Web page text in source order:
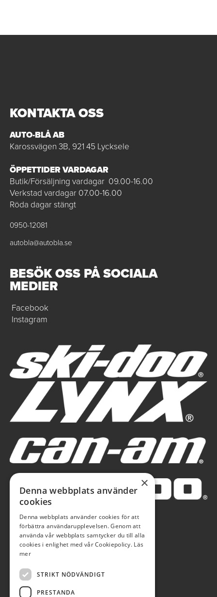
KONTAKTA OSS
AUTO-BLÅ AB
Karossvägen 3B, 921 45 Lycksele
ÖPPETTIDER VARDAGAR
Butik/Försäljning vardagar 09.00-16.00
Verkstad vardagar 07.00-16.00
Röda dagar stängt
0950-12081
autobla@autobla.se
BESÖK OSS PÅ SOCIALA
MEDIER
Facebook
Instagram
×
Denna webbplats använder
cookies
Denna webbplats använder cookies för att
förbättra användarupplevelsen. Genom att
använda vår webbplats samtycker du till alla
cookies i enlighet med vår Cookiepolicy. Läs
mer
STRIKT NÖDVÄNDIGT
PRESTANDA